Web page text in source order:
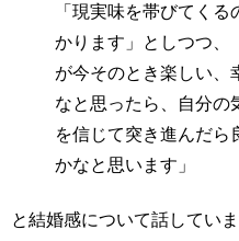
「現実味を帯びてくる
かります」としつつ、
が今そのとき楽しい、
なと思ったら、自分の
を信じて突き進んだら
かなと思います」
と結婚感について話していま